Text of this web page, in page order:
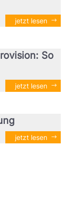
jetzt lesen
So
jetzt lesen
jetzt lesen